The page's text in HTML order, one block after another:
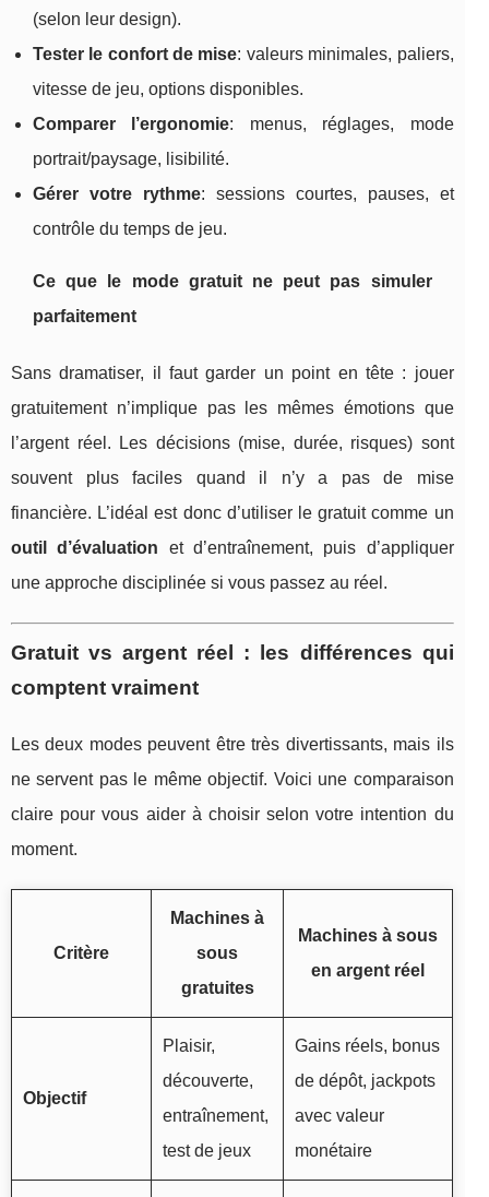
(selon leur design).
Tester le confort de mise: valeurs minimales, paliers,
vitesse de jeu, options disponibles.
Comparer l’ergonomie: menus, réglages, mode
portrait/paysage, lisibilité.
Gérer votre rythme: sessions courtes, pauses, et
contrôle du temps de jeu.
Ce que le mode gratuit ne peut pas simuler
parfaitement
Sans dramatiser, il faut garder un point en tête : jouer
gratuitement n’implique pas les mêmes émotions que
l’argent réel. Les décisions (mise, durée, risques) sont
souvent plus faciles quand il n’y a pas de mise
financière. L’idéal est donc d’utiliser le gratuit comme un
outil d’évaluation et d’entraînement, puis d’appliquer
une approche disciplinée si vous passez au réel.
Gratuit vs argent réel : les différences qui
comptent vraiment
Les deux modes peuvent être très divertissants, mais ils
ne servent pas le même objectif. Voici une comparaison
claire pour vous aider à choisir selon votre intention du
moment.
Critère
Machines à
sous
gratuites
Machines à sous
en argent réel
Objectif
Plaisir,
découverte,
entraînement,
test de jeux
Gains réels, bonus
de dépôt, jackpots
avec valeur
monétaire